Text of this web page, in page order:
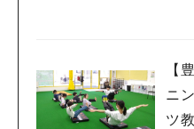
【
ニ
ツ